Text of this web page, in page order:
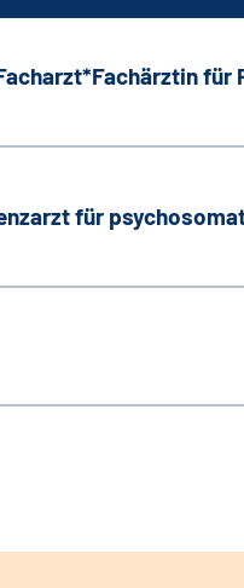
für
für